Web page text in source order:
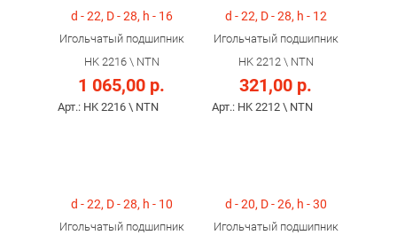
d - 22, D - 28, h - 16
Игольчатый подшипник
HK 2216 \ NTN
1 065,00 р.
Арт.: HK 2216 \ NTN
d - 22, D - 28, h - 12
Игольчатый подшипник
HK 2212 \ NTN
321,00 р.
Арт.: HK 2212 \ NTN
d - 22, D - 28, h - 10
Игольчатый подшипник
d - 20, D - 26, h - 30
Игольчатый подшипник